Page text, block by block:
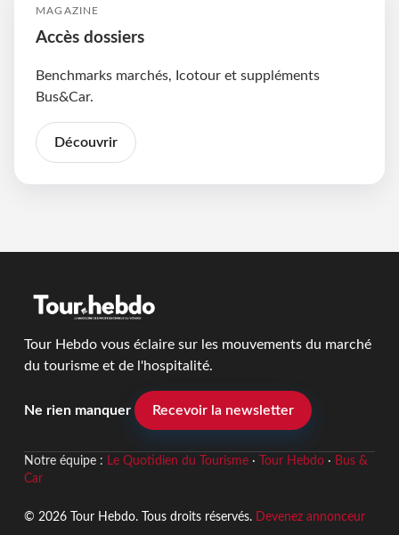
MAGAZINE
Accès dossiers
Benchmarks marchés, Icotour et suppléments
Bus&Car.
Découvrir
Tour Hebdo vous éclaire sur les mouvements du marché
du tourisme et de l'hospitalité.
Ne rien manquer Recevoir la newsletter
Notre équipe : Le Quotidien du Tourisme· Tour Hebdo· Bus &
Car
© 2026 Tour Hebdo. Tous droits réservés. Devenez annonceur